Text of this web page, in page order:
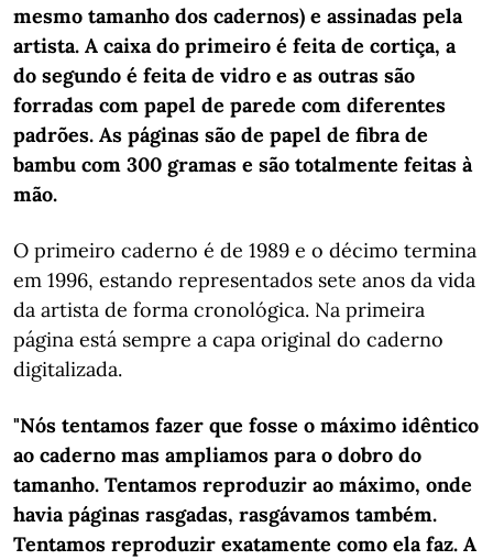
mesmo tamanho dos cadernos) e assinadas pela
artista. A caixa do primeiro é feita de cortiça, a
do segundo é feita de vidro e as outras são
forradas com papel de parede com diferentes
padrões. As páginas são de papel de fibra de
bambu com 300 gramas e são totalmente feitas à
mão.
O primeiro caderno é de 1989 e o décimo termina
em 1996, estando representados sete anos da vida
da artista de forma cronológica. Na primeira
página está sempre a capa original do caderno
digitalizada.
"Nós tentamos fazer que fosse o máximo idêntico
ao caderno mas ampliamos para o dobro do
tamanho. Tentamos reproduzir ao máximo, onde
havia páginas rasgadas, rasgávamos também.
Tentamos reproduzir exatamente como ela faz. A